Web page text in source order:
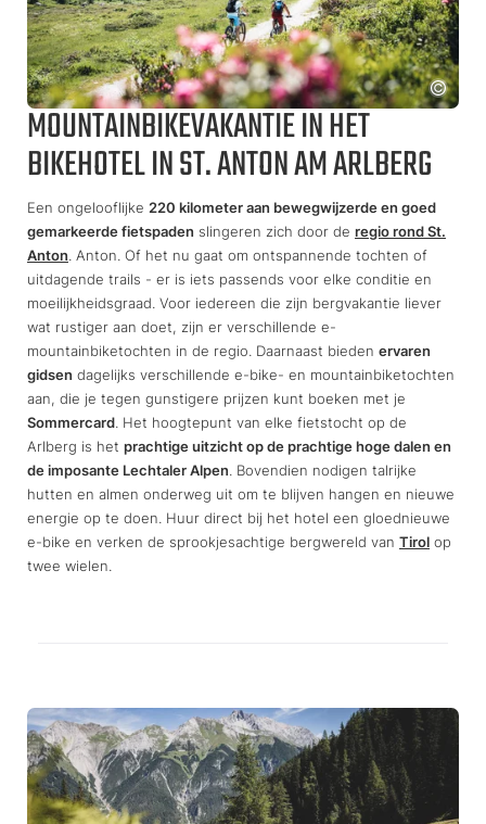
MOUNTAINBIKEVAKANTIE IN HET
BIKEHOTEL IN ST. ANTON AM ARLBERG
Een ongelooflijke 220 kilometer aan bewegwijzerde en goed
gemarkeerde fietspaden slingeren zich door de regio rond St.
Anton. Anton. Of het nu gaat om ontspannende tochten of
uitdagende trails - er is iets passends voor elke conditie en
moeilijkheidsgraad. Voor iedereen die zijn bergvakantie liever
wat rustiger aan doet, zijn er verschillende e-
mountainbiketochten in de regio. Daarnaast bieden ervaren
gidsen dagelijks verschillende e-bike- en mountainbiketochten
aan, die je tegen gunstigere prijzen kunt boeken met je
Sommercard. Het hoogtepunt van elke fietstocht op de
Arlberg is het prachtige uitzicht op de prachtige hoge dalen en
de imposante Lechtaler Alpen. Bovendien nodigen talrijke
hutten en almen onderweg uit om te blijven hangen en nieuwe
energie op te doen. Huur direct bij het hotel een gloednieuwe
e-bike en verken de sprookjesachtige bergwereld van Tirol op
twee wielen.